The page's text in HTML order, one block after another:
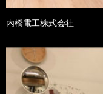
内橋電工株式会社